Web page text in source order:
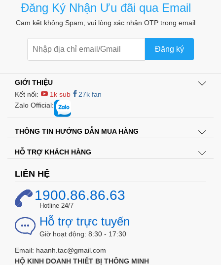
Đăng Ký Nhận Ưu đãi qua Email
Cam kết không Spam, vui lòng xác nhận OTP trong email
Đăng ký
GIỚI THIỆU
Kết nối:
1k sub
27k fan
Zalo Official:
THÔNG TIN HƯỚNG DẪN MUA HÀNG
HỖ TRỢ KHÁCH HÀNG
LIÊN HỆ
1900.86.86.63
Hotline 24/7
Hỗ trợ trực tuyến
Giờ hoạt động: 8:30 - 17:30
Email: haanh.tac@gmail.com
HỘ KINH DOANH THIẾT BỊ THÔNG MINH